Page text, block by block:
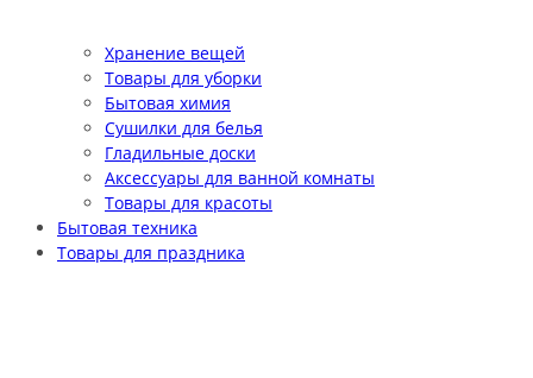
Хранение вещей
Товары для уборки
Бытовая химия
Сушилки для белья
Гладильные доски
Аксессуары для ванной комнаты
Товары для красоты
Бытовая техника
Товары для праздника